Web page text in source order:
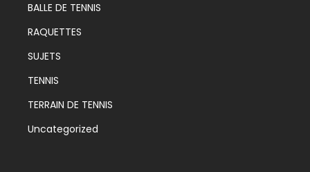
BALLE DE TENNIS
RAQUETTES
SUJETS
TENNIS
TERRAIN DE TENNIS
Uncategorized